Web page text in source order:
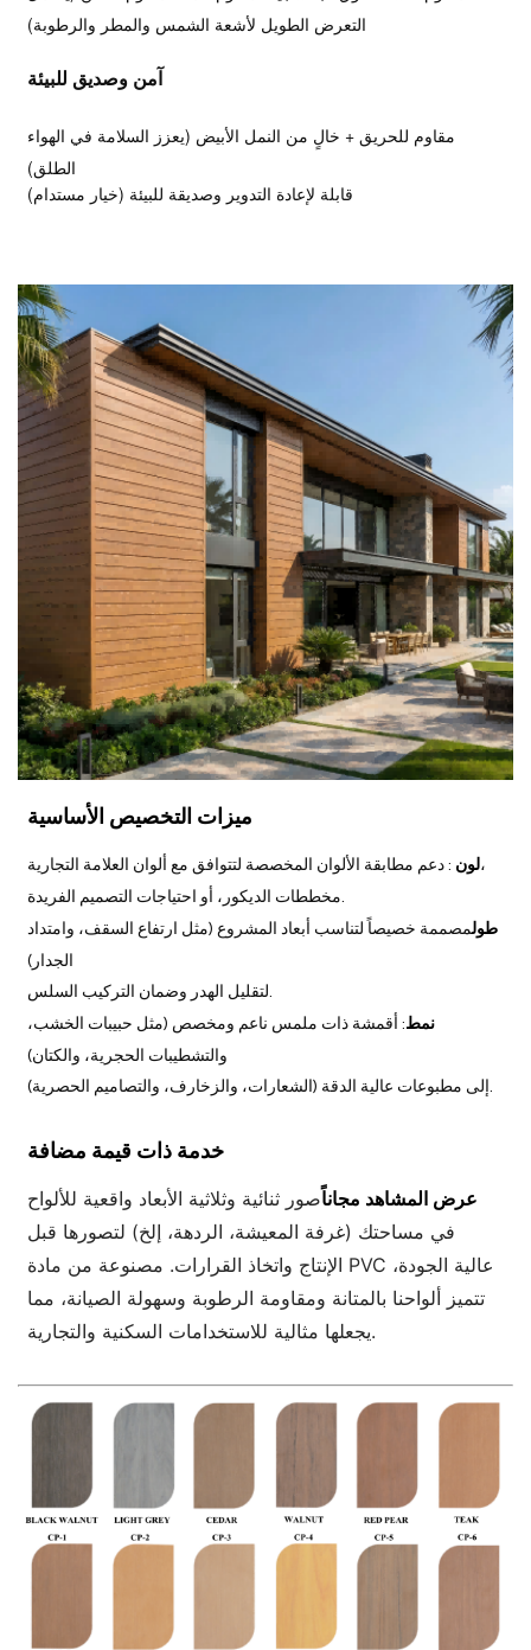
التعرض الطويل لأشعة الشمس والمطر والرطوبة)
آمن وصديق للبيئة
مقاوم للحريق + خالٍ من النمل الأبيض (يعزز السلامة في الهواء
الطلق)
قابلة لإعادة التدوير وصديقة للبيئة (خيار مستدام)
ميزات التخصيص الأساسية
لون: دعم مطابقة الألوان المخصصة لتتوافق مع ألوان العلامة التجارية،
طولمصممة خصيصاً لتناسب أبعاد المشروع (مثل ارتفاع السقف، وامتداد
الجدار)
نمط: أقمشة ذات ملمس ناعم ومخصص (مثل حبيبات الخشب،
والتشطيبات الحجرية، والكتان)
خدمة ذات قيمة مضافة
عرض المشاهد مجاناًصور ثنائية وثلاثية الأبعاد واقعية للألواح
في مساحتك (غرفة المعيشة، الردهة، إلخ) لتصورها قبل
الإنتاج واتخاذ القرارات. مصنوعة من مادة PVC عالية الجودة،
تتميز ألواحنا بالمتانة ومقاومة الرطوبة وسهولة الصيانة، مما
يجعلها مثالية للاستخدامات السكنية والتجارية.